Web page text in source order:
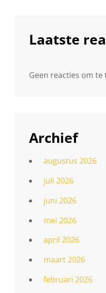
Laatste
Geen reacties om te
Archief
augustus 2026
juli 2026
juni 2026
mei 2026
april 2026
maart 2026
februari 2026